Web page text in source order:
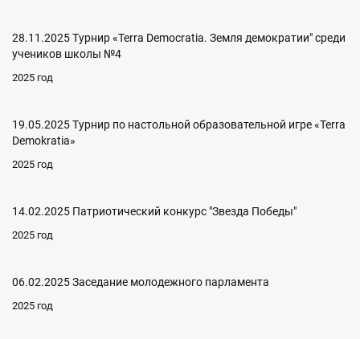
28.11.2025 Турнир «Terra Democratia. Земля демократии" среди
учеников школы №4
2025 год
19.05.2025 Турнир по настольной образовательной игре «Terra
Demokratia»
2025 год
14.02.2025 Патриотический конкурс "Звезда Победы"
2025 год
06.02.2025 Заседание молодежного парламента
2025 год